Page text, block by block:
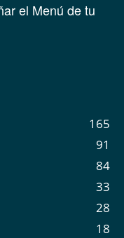
el Menú de tu
165
91
84
33
28
18